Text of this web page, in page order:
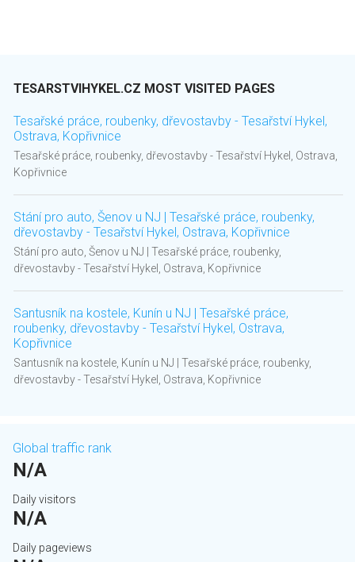
TESARSTVIHYKEL.CZ MOST VISITED PAGES
Tesařské práce, roubenky, dřevostavby - Tesařství Hykel,
Ostrava, Kopřivnice
Tesařské práce, roubenky, dřevostavby - Tesařství Hykel, Ostrava,
Kopřivnice
Stání pro auto, Šenov u NJ | Tesařské práce, roubenky,
dřevostavby - Tesařství Hykel, Ostrava, Kopřivnice
Stání pro auto, Šenov u NJ | Tesařské práce, roubenky,
dřevostavby - Tesařství Hykel, Ostrava, Kopřivnice
Santusník na kostele, Kunín u NJ | Tesařské práce,
roubenky, dřevostavby - Tesařství Hykel, Ostrava,
Kopřivnice
Santusník na kostele, Kunín u NJ | Tesařské práce, roubenky,
dřevostavby - Tesařství Hykel, Ostrava, Kopřivnice
Global traffic rank
N/A
Daily visitors
N/A
Daily pageviews